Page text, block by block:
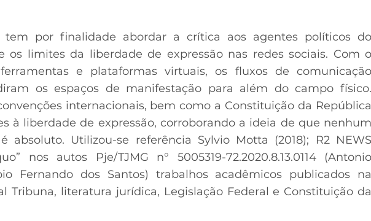
tem por finalidade abordar a crítica aos agentes políticos do
os limites da liberdade de expressão nas redes sociais. Com
e plataformas virtuais, os fluxos de comunicação
os espaços de manifestação para além do campo físico.
internacionais, bem como a Constituição da República
à liberdade de expressão, corroborando a ideia de que nenhum
absoluto. Utilizou-se referência Sylvio Motta (2018); R2 NEWS
nos autos Pje/TJMG n° 5005319-72.2020.8.13.0114 (Antonio
Fernando dos Santos) trabalhos acadêmicos publicados na
Tribuna, literatura jurídica, Legislação Federal e Constituição da